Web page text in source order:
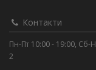
Контакти
Пн-Пт 10:00 - 19:00, Сб-
2